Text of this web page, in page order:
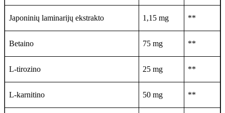
Japoninių laminarijų ekstrakto 1,15 mg **
Betaino 75 mg **
L-tirozino 25 mg **
L-karnitino 50 mg **